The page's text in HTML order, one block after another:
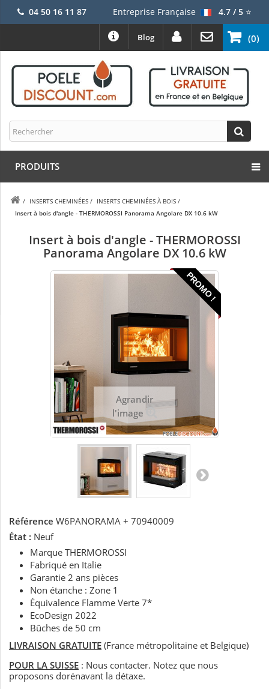
04 50 16 11 87 Entreprise Française 4.7 / 5⭐
(0)
Blog
PRODUITS
/ INSERTS CHEMINÉES / INSERTS CHEMINÉES À BOIS /
Insert à bois d'angle - THERMOROSSI Panorama Angolare DX 10.6 kW
Insert à bois d'angle - THERMOROSSI
Panorama Angolare DX 10.6 kW
PROMO !
Agrandir
l'image
Référence W6PANORAMA + 70940009
État : Neuf
Marque THERMOROSSI
Fabriqué en Italie
Garantie 2 ans pièces
Non étanche : Zone 1
Équivalence Flamme Verte 7*
EcoDesign 2022
Bûches de 50 cm
LIVRAISON GRATUITE (France métropolitaine et Belgique)
POUR LA SUISSE : Nous contacter. Notez que nous
proposons dorénavant la détaxe.